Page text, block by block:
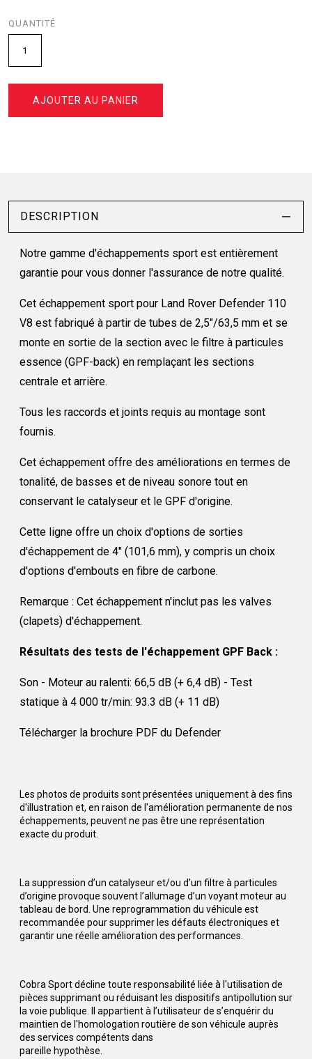
QUANTITÉ
AJOUTER AU PANIER
DESCRIPTION
Notre gamme d'échappements sport est entièrement
garantie pour vous donner l'assurance de notre qualité.
Cet échappement sport pour Land Rover Defender 110
V8 est fabriqué à partir de tubes de 2,5"/63,5 mm et se
monte en sortie de la section avec le filtre à particules
essence (GPF-back) en remplaçant les sections
centrale et arrière.
Tous les raccords et joints requis au montage sont
fournis.
Cet échappement offre des améliorations en termes de
tonalité, de basses et de niveau sonore tout en
conservant le catalyseur et le GPF d'origine.
Cette ligne offre un choix d'options de sorties
d'échappement de 4" (101,6 mm), y compris un choix
d'options d'embouts en fibre de carbone.
Remarque : Cet échappement n'inclut pas les valves
(clapets) d'échappement.
Résultats des tests de l'échappement GPF Back :
Son - Moteur au ralenti: 66,5 dB (+ 6,4 dB) - Test
statique à 4 000 tr/min: 93.3 dB (+ 11 dB)
Télécharger la brochure PDF du Defender
Les photos de produits sont présentées uniquement à des fins
d'illustration et, en raison de l'amélioration permanente de nos
échappements, peuvent ne pas être une représentation
exacte du produit.
La suppression d’un catalyseur et/ou d’un filtre à particules
d’origine provoque souvent l’allumage d’un voyant moteur au
tableau de bord. Une reprogrammation du véhicule est
recommandée pour supprimer les défauts électroniques et
garantir une réelle amélioration des performances.
Cobra Sport décline toute responsabilité liée à l'utilisation de
pièces supprimant ou réduisant les dispositifs antipollution sur
la voie publique. Il appartient à l’utilisateur de s’enquérir du
maintien de l'homologation routière de son véhicule auprès
des services compétents dans
pareille hypothèse.